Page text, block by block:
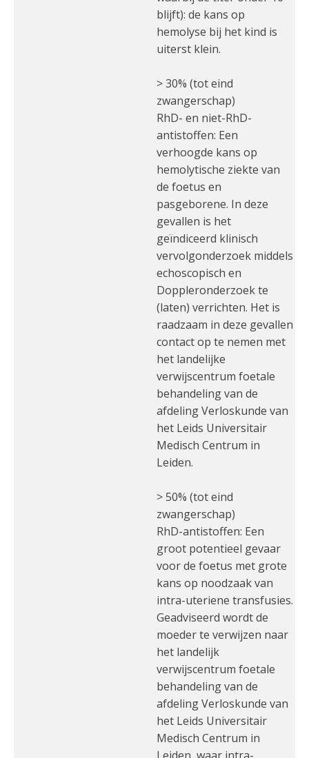
blijft): de kans op
hemolyse bij het kind is
uiterst klein.
> 30% (tot eind
zwangerschap)
RhD- en niet-RhD-
antistoffen: Een
verhoogde kans op
hemolytische ziekte van
de foetus en
pasgeborene. In deze
gevallen is het
geïndiceerd klinisch
vervolgonderzoek middels
echoscopisch en
Doppleronderzoek te
(laten) verrichten. Het is
raadzaam in deze gevallen
contact op te nemen met
het landelijke
verwijscentrum foetale
behandeling van de
afdeling Verloskunde van
het Leids Universitair
Medisch Centrum in
Leiden.
> 50% (tot eind
zwangerschap)
RhD-antistoffen: Een
groot potentieel gevaar
voor de foetus met grote
kans op noodzaak van
intra-uteriene transfusies.
Geadviseerd wordt de
moeder te verwijzen naar
het landelijk
verwijscentrum foetale
behandeling van de
afdeling Verloskunde van
het Leids Universitair
Medisch Centrum in